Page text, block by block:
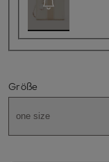
Größe
one size